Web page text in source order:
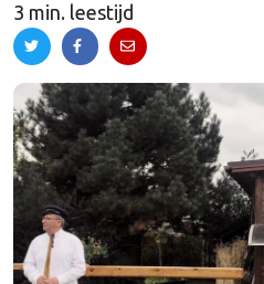
3 min. leestijd